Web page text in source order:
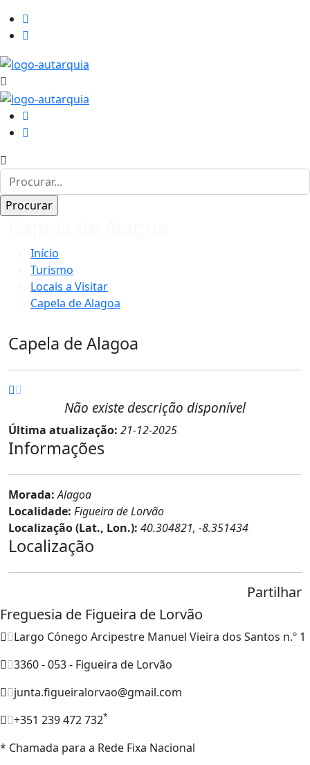
Início
Turismo
Locais a Visitar
Capela de Alagoa
Capela de Alagoa
Não existe descrição disponível
Última atualização: 21-12-2025
Informações
Morada:Alagoa
Localidade: Figueira de Lorvão
Localização (Lat., Lon.): 40.304821, -8.351434
Localização
Partilhar
Freguesia de Figueira de Lorvão
Largo Cónego Arcipestre Manuel Vieira dos Santos n.º 1
3360 - 053 - Figueira de Lorvão
junta.figueiralorvao@gmail.com
+351 239 472 732*
* Chamada para a Rede Fixa Nacional